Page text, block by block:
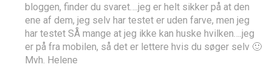
bloggen, finder du svaret….jeg er helt sikker på at den
ene af dem, jeg selv har testet er uden farve, men jeg
har testet SÅ mange at jeg ikke kan huske hvilken….jeg
er på fra mobilen, så det er lettere hvis du søger selv 🙂
Mvh. Helene